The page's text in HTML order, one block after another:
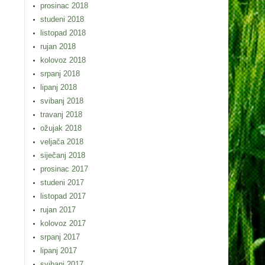
prosinac 2018
studeni 2018
listopad 2018
rujan 2018
kolovoz 2018
srpanj 2018
lipanj 2018
svibanj 2018
travanj 2018
ožujak 2018
veljača 2018
siječanj 2018
prosinac 2017
studeni 2017
listopad 2017
rujan 2017
kolovoz 2017
srpanj 2017
lipanj 2017